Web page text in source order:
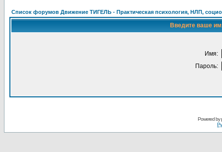
Список форумов Движение ТИГЕЛЬ - Практическая психология, НЛП,
Введите ваше
Имя:
Пароль:
Powered by